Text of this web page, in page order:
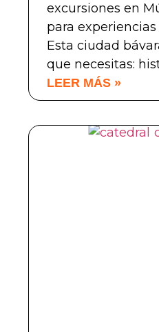
excursiones en
para
Esta ciudad
que necesitas:
LEER MÁS »